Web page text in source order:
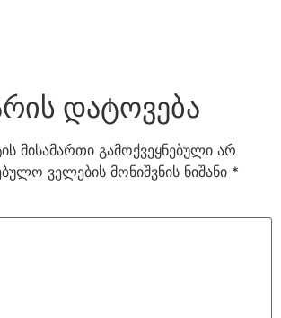
დატოვება
მისამართი გამოქვეყნებული არ
ველების მონიშვნის ნიშანი *